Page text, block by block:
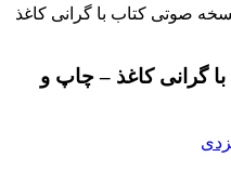
صوتی کتاب با گرانی کاغذ
گرانی کاغذ – چاپ و